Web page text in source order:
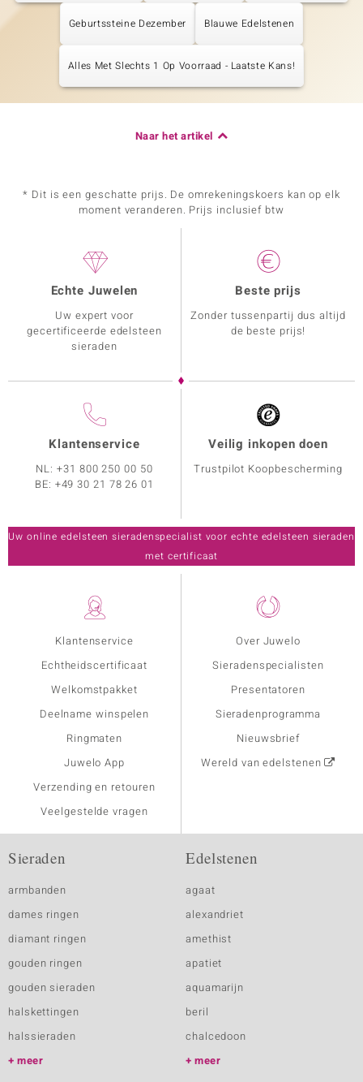
Geburtssteine Dezember Blauwe Edelstenen
Alles Met Slechts 1 Op Voorraad - Laatste Kans!
Naar het artikel
* Dit is een geschatte prijs. De omrekeningskoers kan op elk
moment veranderen. Prijs inclusief btw
Klantenservice
Echtheidscertificaat
Welkomstpakket
Deelname winspelen
Ringmaten
Juwelo App
Verzending en retouren
Veelgestelde vragen
Over Juwelo
Sieradenspecialisten
Presentatoren
Sieradenprogramma
Nieuwsbrief
Wereld van edelstenen
Echte Juwelen
Uw expert voor
gecertificeerde edelsteen
sieraden
Beste prijs
Zonder tussenpartij dus altijd
de beste prijs!
Klantenservice
NL:+31 800 250 00 50
BE: +49 30 21 78 26 01
Veilig inkopen doen
Trustpilot Koopbescherming
Uw online edelsteen sieradenspecialist voor echte edelsteen sieraden
met certificaat
Sieraden
armbanden
dames ringen
diamant ringen
gouden ringen
gouden sieraden
halskettingen
halssieraden
meer
Edelstenen
agaat
alexandriet
amethist
apatiet
aquamarijn
beril
chalcedoon
meer